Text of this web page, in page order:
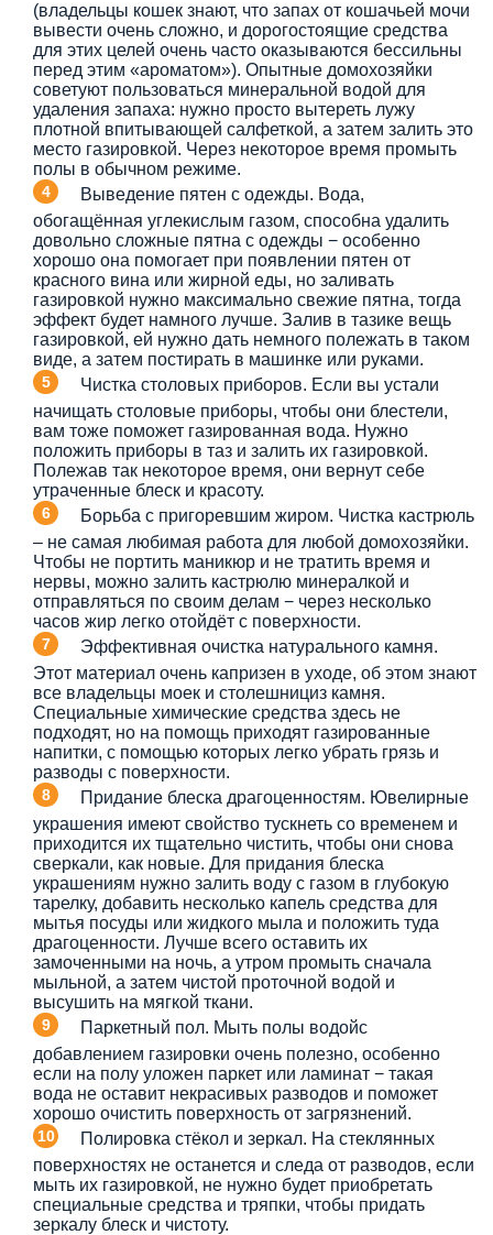
(владельцы кошек знают, что запах от кошачьей мочи
вывести очень сложно, и дорогостоящие средства
для этих целей очень часто оказываются бессильны
перед этим «ароматом»). Опытные домохозяйки
советуют пользоваться минеральной водой для
удаления запаха: нужно просто вытереть лужу
плотной впитывающей салфеткой, а затем залить это
место газировкой. Через некоторое время промыть
полы в обычном режиме.
Выведение пятен с одежды. Вода,
обогащённая углекислым газом, способна удалить
довольно сложные пятна с одежды − особенно
хорошо она помогает при появлении пятен от
красного вина или жирной еды, но заливать
газировкой нужно максимально свежие пятна, тогда
эффект будет намного лучше. Залив в тазике вещь
газировкой, ей нужно дать немного полежать в таком
виде, а затем постирать в машинке или руками.
Чистка столовых приборов. Если вы устали
начищать столовые приборы, чтобы они блестели,
вам тоже поможет газированная вода. Нужно
положить приборы в таз и залить их газировкой.
Полежав так некоторое время, они вернут себе
утраченные блеск и красоту.
Борьба с пригоревшим жиром. Чистка кастрюль
– не самая любимая работа для любой домохозяйки.
Чтобы не портить маникюр и не тратить время и
нервы, можно залить кастрюлю минералкой и
отправляться по своим делам − через несколько
часов жир легко отойдёт с поверхности.
Эффективная очистка натурального камня.
Этот материал очень капризен в уходе, об этом знают
все владельцы моек и столешнициз камня.
Специальные химические средства здесь не
подходят, но на помощь приходят газированные
напитки, с помощью которых легко убрать грязь и
разводы с поверхности.
Придание блеска драгоценностям. Ювелирные
украшения имеют свойство тускнеть со временем и
приходится их тщательно чистить, чтобы они снова
сверкали, как новые. Для придания блеска
украшениям нужно залить воду с газом в глубокую
тарелку, добавить несколько капель средства для
мытья посуды или жидкого мыла и положить туда
драгоценности. Лучше всего оставить их
замоченными на ночь, а утром промыть сначала
мыльной, а затем чистой проточной водой и
высушить на мягкой ткани.
Паркетный пол. Мыть полы водойс
добавлением газировки очень полезно, особенно
если на полу уложен паркет или ламинат − такая
вода не оставит некрасивых разводов и поможет
хорошо очистить поверхность от загрязнений.
Полировка стёкол и зеркал. На стеклянных
поверхностях не останется и следа от разводов, если
мыть их газировкой, не нужно будет приобретать
специальные средства и тряпки, чтобы придать
зеркалу блеск и чистоту.